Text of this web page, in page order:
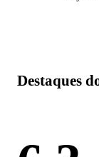
Destaques